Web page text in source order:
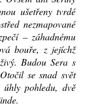
ušetřeny tvrdé
nezmapované
– záhadnému
bouře, z jejíchž
Budou Sera s
se snad svět
pohledu, dvě